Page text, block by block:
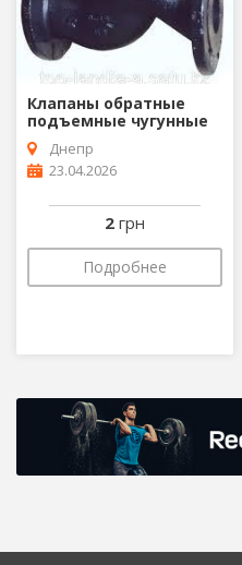
Клапаны обратные
подъемные чугунные
Днепр
23.04.2026
2 грн
Подробнее